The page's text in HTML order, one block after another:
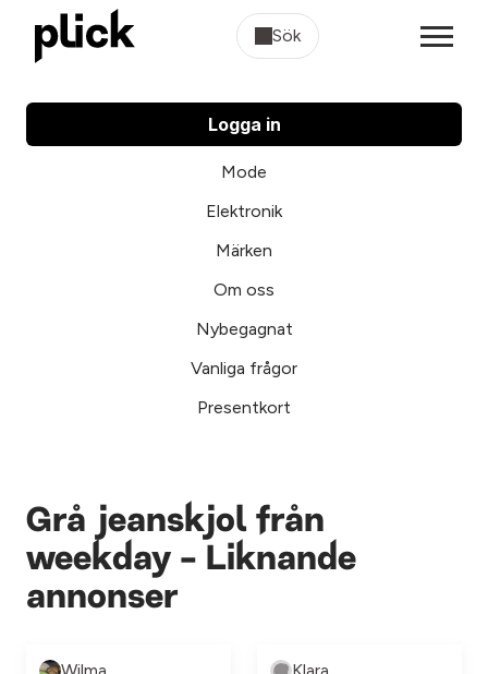
Sök
Logga in
Mode
Elektronik
Märken
Om oss
Nybegagnat
Vanliga frågor
Presentkort
Grå jeanskjol från
weekday - Liknande
annonser